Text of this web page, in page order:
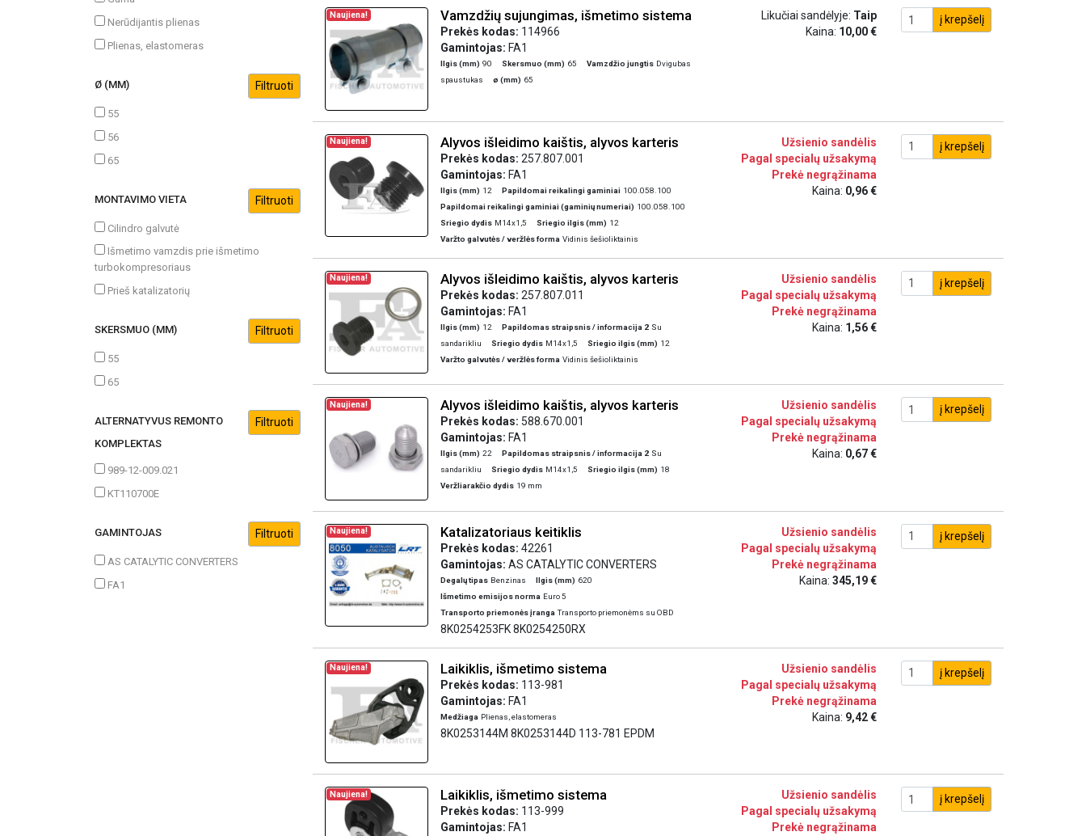
Nerūdijantis plienas
Plienas, elastomeras
Ø (MM)
55
56
65
MONTAVIMO VIETA
Cilindro galvutė
Išmetimo vamzdis prie išmetimo
turbokompresoriaus
Prieš katalizatorių
SKERSMUO (MM)
55
65
ALTERNATYVUS REMONTO
KOMPLEKTAS
989-12-009.021
KT110700E
GAMINTOJAS
AS CATALYTIC CONVERTERS
FA1
Naujiena! Vamzdžių sujungimas, išmetimo sistema
Prekės kodas: 114966
Gamintojas: FA1
Ilgis (mm) 90 Skersmuo (mm) 65 Vamzdžio jungtis Dvigubas
spaustukas
ø (mm) 65
Likučiai sandėlyje: Taip
Kaina: 10,00 €
į krepšelį
Naujiena! Alyvos išleidimo kaištis, alyvos karteris
Prekės kodas: 257.807.001
Gamintojas: FA1
Ilgis (mm) 12 Papildomai reikalingi gaminiai 100.058.100
Papildomai reikalingi gaminiai (gaminių numeriai) 100.058.100
Sriegio dydis M14x1,5 Sriegio ilgis (mm) 12
Varžto galvutės / veržlės forma Vidinis šešioliktainis
Užsienio sandėlis
Pagal specialų užsakymą
Prekė negrąžinama
Kaina: 0,96 €
į krepšelį
Naujiena! Alyvos išleidimo kaištis, alyvos karteris
Prekės kodas: 257.807.011
Gamintojas: FA1
Ilgis (mm) 12 Papildomas straipsnis / informacija 2 Su
sandarikliu
Sriegio dydis M14x1,5 Sriegio ilgis (mm) 12
Varžto galvutės / veržlės forma Vidinis šešioliktainis
Užsienio sandėlis
Pagal specialų užsakymą
Prekė negrąžinama
Kaina: 1,56 €
į krepšelį
Naujiena! Alyvos išleidimo kaištis, alyvos karteris
Prekės kodas: 588.670.001
Gamintojas: FA1
Ilgis (mm) 22 Papildomas straipsnis / informacija 2 Su
sandarikliu
Sriegio dydis M14x1,5 Sriegio ilgis (mm) 18
Veržliarakčio dydis 19 mm
Užsienio sandėlis
Pagal specialų užsakymą
Prekė negrąžinama
Kaina: 0,67 €
į krepšelį
Naujiena! Katalizatoriaus keitiklis
Prekės kodas: 42261
Gamintojas: AS CATALYTIC CONVERTERS
Degalų tipas Benzinas Ilgis (mm) 620
Išmetimo emisijos norma Euro 5
Transporto priemonės įranga Transporto priemonėms su OBD
8K0254253FK 8K0254250RX
Užsienio sandėlis
Pagal specialų užsakymą
Prekė negrąžinama
Kaina: 345,19 €
į krepšelį
Naujiena! Laikiklis, išmetimo sistema
Prekės kodas: 113-981
Gamintojas: FA1
Medžiaga Plienas, elastomeras
8K0253144M 8K0253144D 113-781 EPDM
Užsienio sandėlis
Pagal specialų užsakymą
Prekė negrąžinama
Kaina: 9,42 €
į krepšelį
Naujiena! Laikiklis, išmetimo sistema
Prekės kodas: 113-999
Gamintojas: FA1
Užsienio sandėlis
Pagal specialų užsakymą
Prekė negrąžinama
į krepšelį